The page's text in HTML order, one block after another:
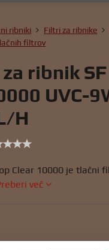
ribniki Filtri za ribnike
filtrov
ribnik SF
UVC-
H
Clear 10000 je tlačni
več